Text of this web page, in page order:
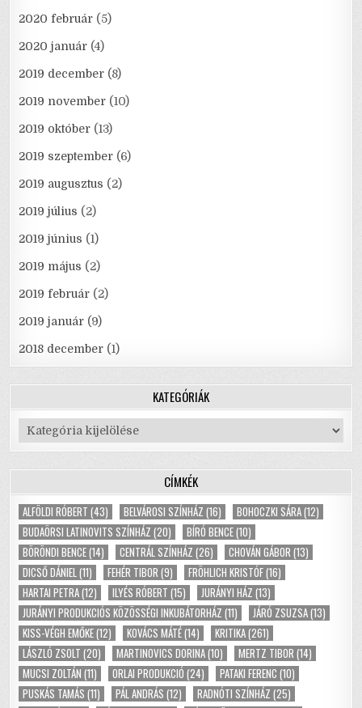
2020 február (5)
2020 január (4)
2019 december (8)
2019 november (10)
2019 október (13)
2019 szeptember (6)
2019 augusztus (2)
2019 július (2)
2019 június (1)
2019 május (2)
2019 február (2)
2019 január (9)
2018 december (1)
KATEGÓRIÁK
Kategóriák
CÍMKÉK
ALFÖLDI RÓBERT (43) BELVÁROSI SZÍNHÁZ (16) BOHOCZKI SÁRA(12)
BUDAÖRSI LATINOVITS SZÍNHÁZ (20) BÍRÓ BENCE(10)
BÖRÖNDI BENCE(14) CENTRÁL SZÍNHÁZ (26) CHOVÁN GÁBOR (13)
DICSŐ DÁNIEL(11) FEHÉR TIBOR (9) FRÖHLICH KRISTÓF(16)
HARTAI PETRA(12) ILYÉS RÓBERT (15) JURÁNYI HÁZ (13)
JURÁNYI PRODUKCIÓS KÖZÖSSÉGI INKUBÁTORHÁZ (11) JÁRÓ ZSUZSA(13)
KISS-VÉGH EMŐKE(12) KOVÁCS MÁTÉ(14) KRITIKA(261)
LÁSZLÓ ZSOLT (20) MARTINOVICS DORINA(10) MERTZ TIBOR (14)
MUCSI ZOLTÁN (11) ORLAI PRODUKCIÓ (24) PATAKI FERENC (10)
PUSKÁS TAMÁS (11) PÁL ANDRÁS (12) RADNÓTI SZÍNHÁZ (25)